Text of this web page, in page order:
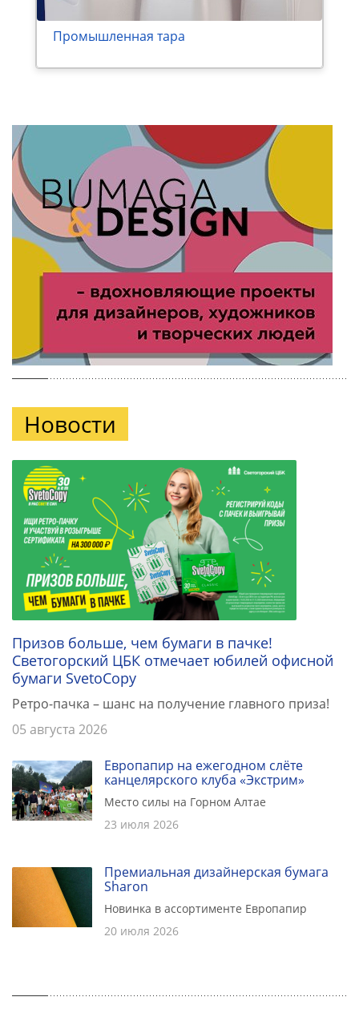
Промышленная тара
Новости
Призов больше, чем бумаги в пачке!
Светогорский ЦБК отмечает юбилей офисной
бумаги SvetoCopy
Ретро-пачка – шанс на получение главного приза!
05 августа 2026
Европапир на ежегодном слёте
канцелярского клуба «Экстрим»
Место силы на Горном Алтае
23 июля 2026
Премиальная дизайнерская бумага
Sharon
Новинка в ассортименте Европапир
20 июля 2026